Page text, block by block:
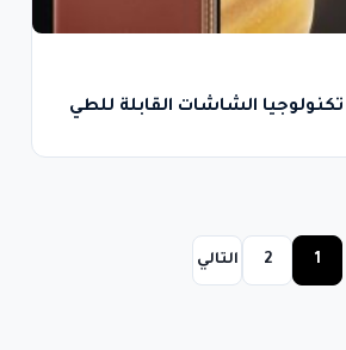
تكنولوجيا الشاشات القابلة للطي
1
2 التالي